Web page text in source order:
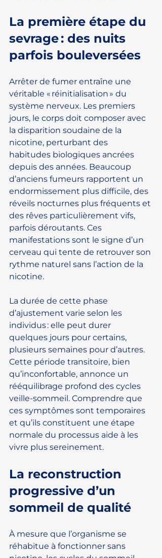
La première étape du
sevrage : des nuits
parfois bouleversées
Arrêter de fumer entraîne une
véritable « réinitialisation » du
système nerveux. Les premiers
jours, le corps doit composer avec
la disparition soudaine de la
nicotine, perturbant des
habitudes biologiques ancrées
depuis des années. Beaucoup
d’anciens fumeurs rapportent un
endormissement plus difficile, des
réveils nocturnes plus fréquents et
des rêves particulièrement vifs,
parfois déroutants. Ces
manifestations sont le signe d’un
cerveau qui tente de retrouver son
rythme naturel sans l’action de la
nicotine.
La durée de cette phase
d’ajustement varie selon les
individus : elle peut durer
quelques jours pour certains,
plusieurs semaines pour d’autres.
Cette période transitoire, bien
qu’inconfortable, annonce un
rééquilibrage profond des cycles
veille-sommeil. Comprendre que
ces symptômes sont temporaires
et qu’ils constituent une étape
normale du processus aide à les
vivre plus sereinement.
La reconstruction
progressive d’un
sommeil de qualité
À mesure que l’organisme se
réhabitue à fonctionner sans